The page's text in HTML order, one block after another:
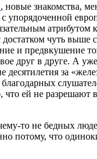
, новые знакомства,
атрибутом
чуть выше
и предвкушение
в друге. А уже
за
ей не
то не бедных
потому, что